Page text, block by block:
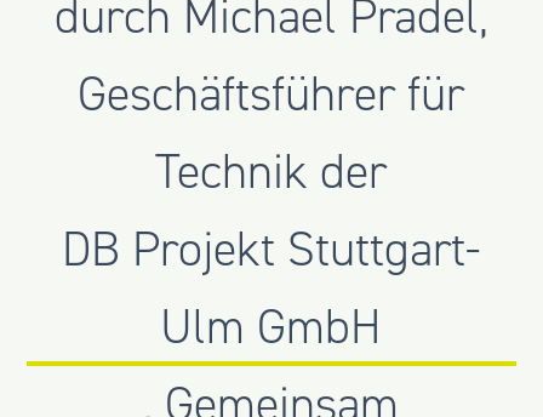
durch Michael Pradel,
Geschäftsführer für
Technik der
DB Projekt Stuttgart-
Ulm GmbH
. Gemeinsam